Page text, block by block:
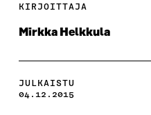
KIRJOITTAJA
Mirkka Helkkula
JULKAISTU
04.12.2015